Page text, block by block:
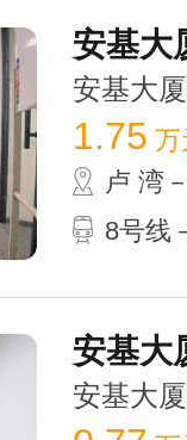
安基大
安基大
1.75 万
卢 湾
8号线
安基大
安基大